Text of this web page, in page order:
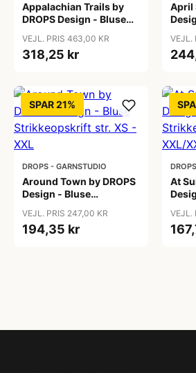
Appalachian Trails by
DROPS Design - Bluse
XXXL
VEJL. PRIS 463,00 KR
318,25 kr
April
XXXL
VEJL.
SPAR 21%
DROPS - GARNSTUDIO
Around Town by DROPS
Design - Bluse
XXL
VEJL. PRIS 247,00 KR
194,35 kr
At
XXL/
VEJL.